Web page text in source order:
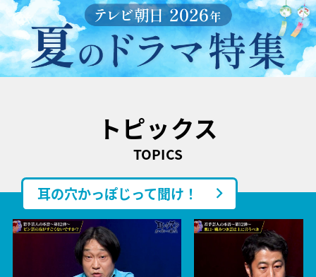
トピックス
TOPICS
耳の穴かっぽじって聞け！